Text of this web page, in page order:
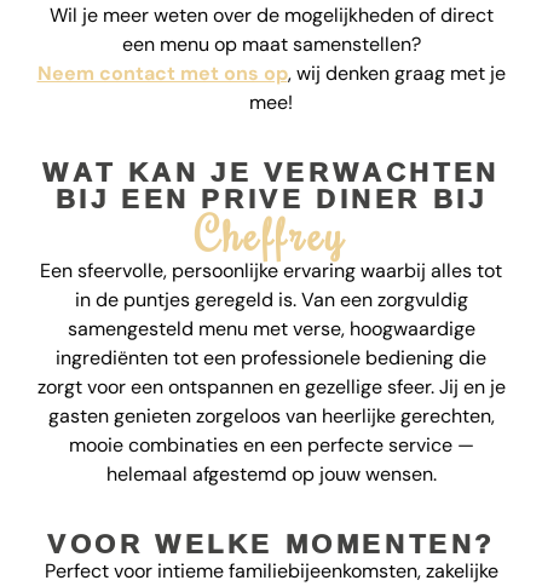
Wil je meer weten over de mogelijkheden of direct
een menu op maat samenstellen?
Neem contact met ons op, wij denken graag met je
mee!
WAT KAN JE VERWACHTEN
BIJ EEN PRIVE DINER BIJ
Cheffrey
Een sfeervolle, persoonlijke ervaring waarbij alles tot
in de puntjes geregeld is. Van een zorgvuldig
samengesteld menu met verse, hoogwaardige
ingrediënten tot een professionele bediening die
zorgt voor een ontspannen en gezellige sfeer. Jij en je
gasten genieten zorgeloos van heerlijke gerechten,
mooie combinaties en een perfecte service —
helemaal afgestemd op jouw wensen.
VOOR WELKE MOMENTEN?
Perfect voor intieme familiebijeenkomsten, zakelijke